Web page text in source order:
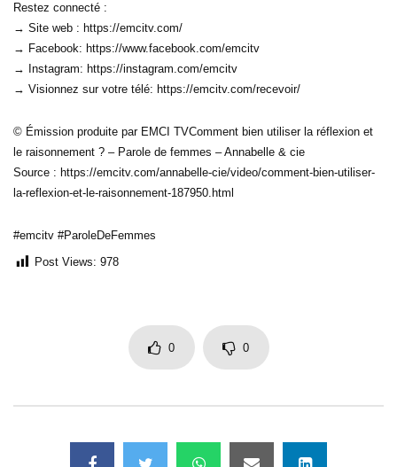
Restez connecté :
→ Site web : https://emcitv.com/
→ Facebook: https://www.facebook.com/emcitv
→ Instagram: https://instagram.com/emcitv
→ Visionnez sur votre télé: https://emcitv.com/recevoir/
© Émission produite par EMCI TVComment bien utiliser la réflexion et
le raisonnement ? – Parole de femmes – Annabelle & cie
Source : https://emcitv.com/annabelle-cie/video/comment-bien-utiliser-
la-reflexion-et-le-raisonnement-187950.html
#emcitv #ParoleDeFemmes
Post Views: 978
0 0